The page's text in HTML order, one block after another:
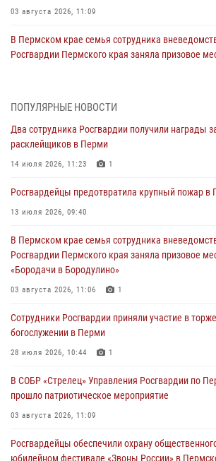
03 августа 2026, 11:09
В Пермском крае семья сотрудника
Росгвардии Пермского края заняла призовое
юных спортсменов
03 августа 2026, 10:59
30 июля 2026, 05:19
богослужении в Перми
28 июля 2026, 10:44
Росгвардейцы оказали силовую поддержку при
28 июля 2026, 06:15
ПОПУЛЯРНЫЕ НОВОСТИ
Два сотрудника Росгвардии получили награды
расклейщиков в Перми
14 июля 2026, 11:23 1
Росгвардейцы предотвратила крупный пожар в
13 июля 2026, 09:40
В Пермском крае семья сотрудника
Росгвардии Пермского края заняла призовое
«Бородачи в Бородулино»
03 августа 2026, 11:06 1
Сотрудники Росгвардии приняли участие в
богослужении в Перми
28 июля 2026, 10:44 1
В СОБР «Стрелец» Управления Росгвардии по
прошло патриотическое мероприятие
03 августа 2026, 11:09
Росгвардейцы обеспечили охрану
юбилейном фестивале «Звоны России» в